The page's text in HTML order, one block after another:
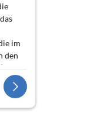
im
den
In